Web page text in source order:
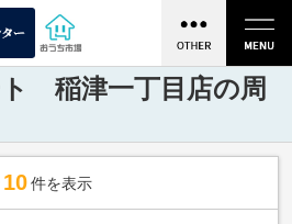
稲津一丁目店の周
件を表示